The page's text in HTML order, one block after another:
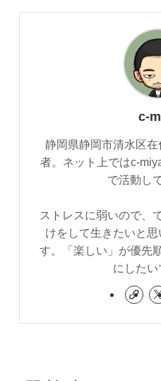
c-
静岡県静岡市清水区
者。ネット上ではc-
で活動し
ストレスに弱いので、
けをして生きたいと
す。「楽しい」が優先
にしたい